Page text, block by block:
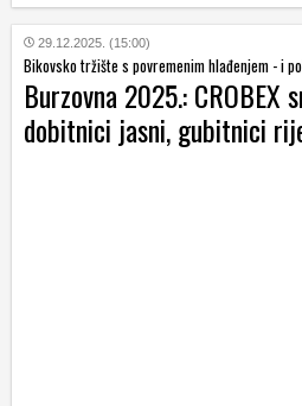
29.12.2025. (15:00)
Bikovsko tržište s povremenim hlađenjem - i
Burzovna 2025.: CROBEX
dobitnici jasni, gubitnici